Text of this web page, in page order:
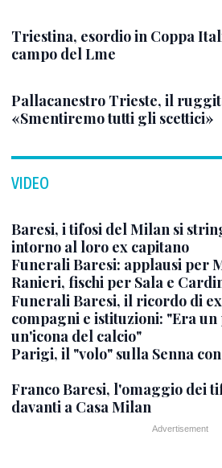
Triestina, esordio in Coppa
campo del Lme
Pallacanestro Trieste, il
«Smentiremo tutti gli scettici»
VIDEO
Baresi, i tifosi del Milan si
intorno al loro ex capitano
Funerali Baresi: applausi per
Ranieri, fischi per Sala e
Funerali Baresi, il ricordo di ex
compagni e istituzioni: "Era un
un'icona del calcio"
Parigi, il "volo" sulla Senna
Franco Baresi, l'omaggio dei
davanti a Casa Milan